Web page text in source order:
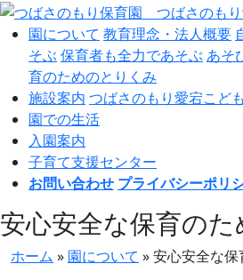
園について 教育理念・法人概要
そぶ保育者も全力であそぶ あそ
育のためのとりくみ
施設案内 つばさのもり愛宕こど
園での生活
入園案内
子育て支援センター
お問い合わせ プライバシーポリ
安心安全な保育の
ホーム » 園について »安心安全な